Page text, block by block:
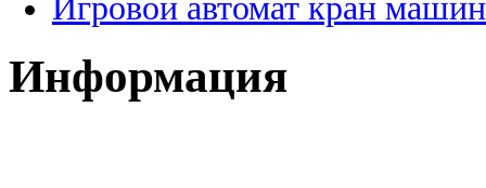
Игровой автомат кран
Информация